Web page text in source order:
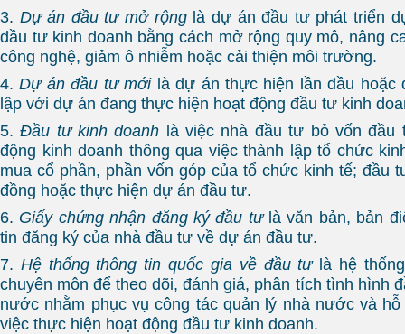
3. Dự án đầu tư mở rộnglà dự án đầu tư phát triển
đầu tư kinh doanh bằng cách mở rộng quy mô, nâng
công nghệ, giảm ô nhiễm hoặc cải thiện môi trường.
4.Dự án đầu tư mớilà dự án thực hiện lần đầu hoặc
lập với dự án đang thực hiện hoạt động đầu tư kinh
5.Đầu tư kinh doanh là việc nhà đầu tư bỏ vốn đầu
động kinh doanh thông qua việc thành lập tổ chức
mua cổ phần, phần vốn góp của tổ chức kinh tế; đầu
đồng hoặc thực hiện dự án đầu tư.
6. Giấy chứng nhận đăng ký đầu tưlà văn bản, bản
tin đăng ký của nhà đầu tư về dự án đầu tư.
7. Hệ thống thông tin quốc gia về đầu tưlà hệ
chuyên môn để theo dõi, đánh giá, phân tích tình hình
nước nhằm phục vụ công tác quản lý nhà nước và
việc thực hiện hoạt động đầu tư kinh doanh.